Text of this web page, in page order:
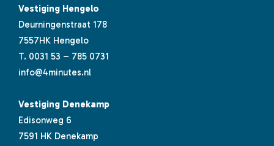
Vestiging Hengelo
Deurningenstraat 178
7557HK Hengelo
T. 0031 53 – 785 0731
info@4minutes.nl
Vestiging Denekamp
Edisonweg 6
7591 HK Denekamp